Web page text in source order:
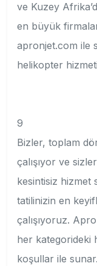
ve Kuzey
en büyük
apronjet.com ile
helikopter
9
Bizler, toplam
çalışıyor ve
kesintisiz hizmet
tatilinizin en
çalışıyoruz.
her kategorideki
koşullar ile